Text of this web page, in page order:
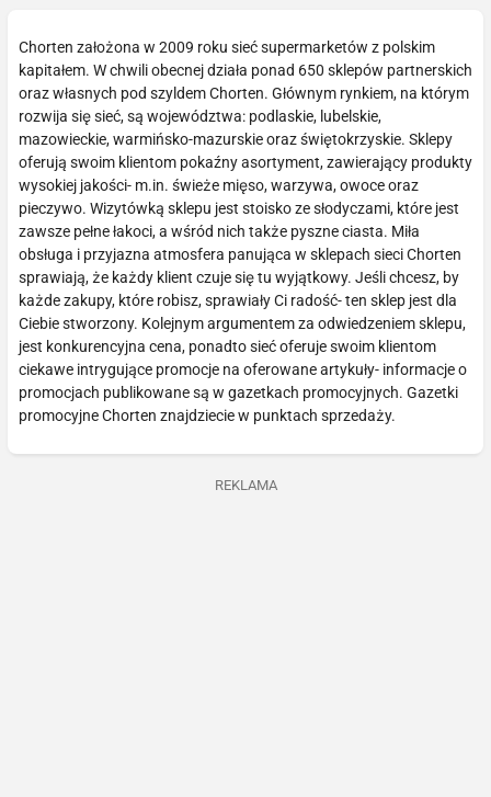
Chorten założona w 2009 roku sieć supermarketów z polskim
kapitałem. W chwili obecnej działa ponad 650 sklepów partnerskich
oraz własnych pod szyldem Chorten. Głównym rynkiem, na którym
rozwija się sieć, są województwa: podlaskie, lubelskie,
mazowieckie, warmińsko-mazurskie oraz świętokrzyskie. Sklepy
oferują swoim klientom pokaźny asortyment, zawierający produkty
wysokiej jakości- m.in. świeże mięso, warzywa, owoce oraz
pieczywo. Wizytówką sklepu jest stoisko ze słodyczami, które jest
zawsze pełne łakoci, a wśród nich także pyszne ciasta. Miła
obsługa i przyjazna atmosfera panująca w sklepach sieci Chorten
sprawiają, że każdy klient czuje się tu wyjątkowy. Jeśli chcesz, by
każde zakupy, które robisz, sprawiały Ci radość- ten sklep jest dla
Ciebie stworzony. Kolejnym argumentem za odwiedzeniem sklepu,
jest konkurencyjna cena, ponadto sieć oferuje swoim klientom
ciekawe intrygujące promocje na oferowane artykuły- informacje o
promocjach publikowane są w gazetkach promocyjnych. Gazetki
promocyjne Chorten znajdziecie w punktach sprzedaży.
REKLAMA